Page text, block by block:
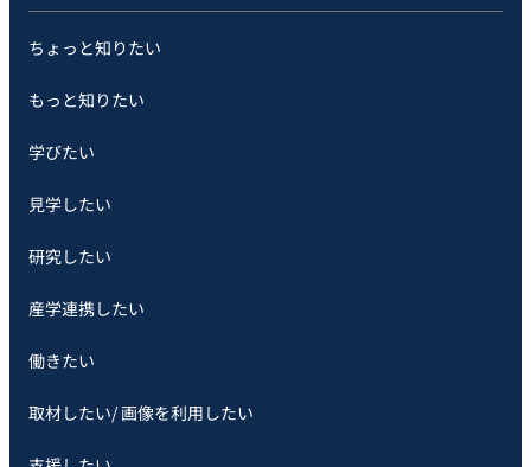
ちょっと知りたい
もっと知りたい
学びたい
見学したい
研究したい
産学連携したい
働きたい
取材したい/ 画像を利用したい